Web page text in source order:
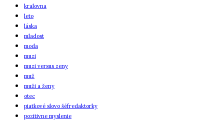
kralovna
leto
láska
mladost
moda
muzi
muzi versus zeny
muž
muži a ženy
otec
piatkové slovo šéfredaktorky
pozitivne myslenie